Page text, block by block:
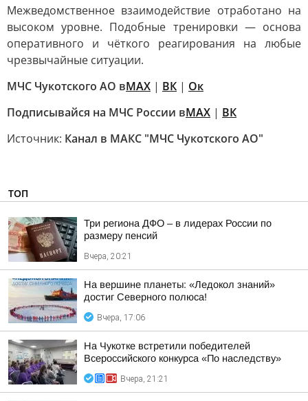
Межведомственное взаимодействие отработано на
высоком уровне. Подобные тренировки — основа
оперативного и чёткого реагирования на любые
чрезвычайные ситуации.
МЧС Чукотского АО вМАХ | ВК | Ок
Подписывайся на МЧС России вMAX | ВК
Источник: Канал в МАКС "МЧС Чукотского АО"
ТОП
Три региона ДФО – в лидерах России по
размеру пенсий
Вчера, 20:21
На вершине планеты: «Ледокол знаний»
достиг Северного полюса!
Вчера, 17:06
На Чукотке встретили победителей
Всероссийского конкурса «По наследству»
Вчера, 21:21